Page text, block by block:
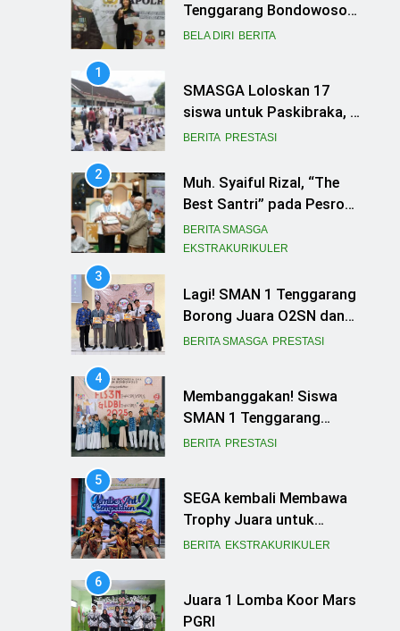
Tenggarang Bondowoso
Raih Juara 3 Nasional
BELA DIRI BERITA
1
SMASGA Loloskan 17
siswa untuk Paskibraka, 2
melaju ke Tingkat Provinsi
BERITA PRESTASI
2
Muh. Syaiful Rizal, “The
Best Santri” pada Pesrom
Masjid Agung At-Taqwa
Angkatan 45
BERITA SMASGA
EKSTRAKURIKULER
3
Lagi! SMAN 1 Tenggarang
Borong Juara O2SN dan
FLS3N Seni 2025
BERITA SMASGA PRESTASI
4
Membanggakan! Siswa
SMAN 1 Tenggarang
Borong Juara di Ajang
2025
BERITA PRESTASI
5
SEGA kembali Membawa
Trophy Juara untuk
Smasga
BERITA EKSTRAKURIKULER
6
Juara 1 Lomba Koor Mars
PGRI